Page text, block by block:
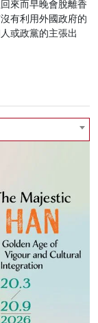
來而早晚會脫離香
有利用外國政府的
或政黨的主張出